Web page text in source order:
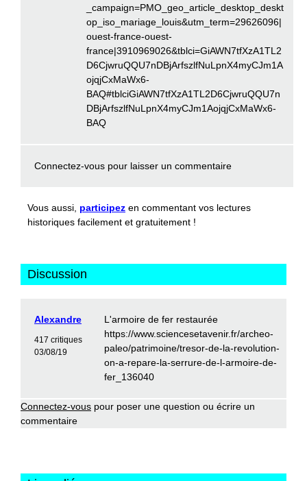
_campaign=PMO_geo_article_desktop_deskt
op_iso_mariage_louis&utm_term=29626096|
ouest-france-ouest-
france|3910969026&tblci=GiAWN7tfXzA1TL2
D6CjwruQQU7nDBjArfszlfNuLpnX4myCJm1A
ojqjCxMaWx6-
BAQ#tblciGiAWN7tfXzA1TL2D6CjwruQQU7n
DBjArfszlfNuLpnX4myCJm1AojqjCxMaWx6-
BAQ
Connectez-vous pour laisser un commentaire
Vous aussi, participez en commentant vos lectures
historiques facilement et gratuitement !
Discussion
Alexandre
417 critiques
03/08/19
L'armoire de fer restaurée
https://www.sciencesetavenir.fr/archeo-
paleo/patrimoine/tresor-de-la-revolution-
on-a-repare-la-serrure-de-l-armoire-de-
fer_136040
Connectez-vous pour poser une question ou écrire un
commentaire